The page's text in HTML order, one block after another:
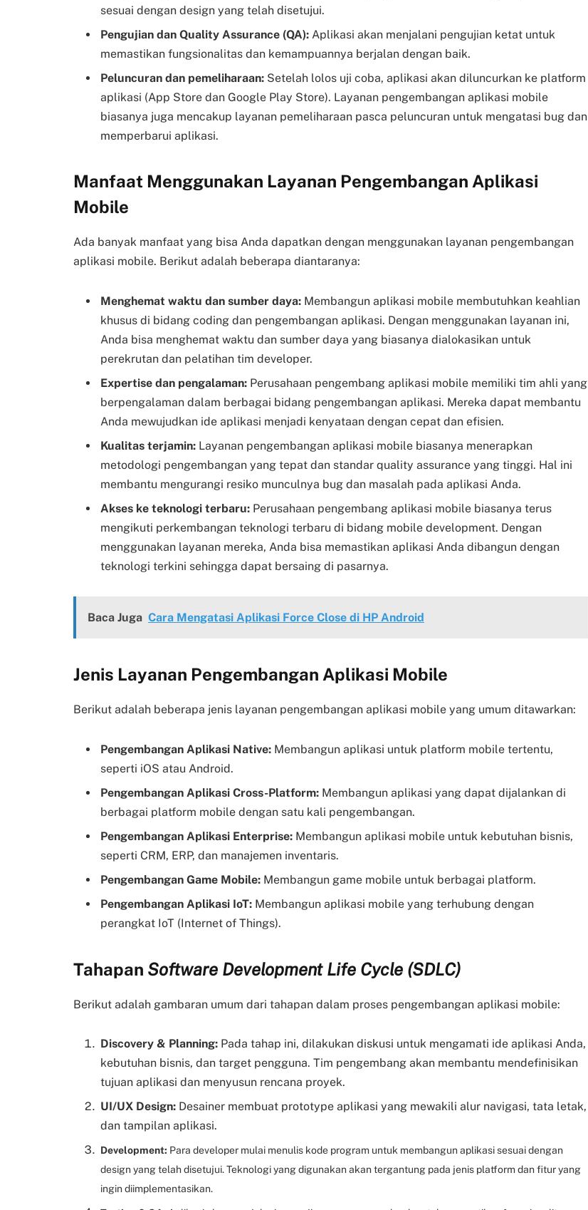
sesuai dengan design yang telah disetujui.
Pengujian dan Quality Assurance (QA): Aplikasi akan menjalani pengujian ketat untuk
memastikan fungsionalitas dan kemampuannya berjalan dengan baik.
Peluncuran dan pemeliharaan: Setelah lolos uji coba, aplikasi akan diluncurkan ke platform
aplikasi (App Store dan Google Play Store). Layanan pengembangan aplikasi mobile
biasanya juga mencakup layanan pemeliharaan pasca peluncuran untuk mengatasi bug dan
memperbarui aplikasi.
Manfaat Menggunakan Layanan Pengembangan Aplikasi
Mobile
Ada banyak manfaat yang bisa Anda dapatkan dengan menggunakan layanan pengembangan
aplikasi mobile. Berikut adalah beberapa diantaranya:
Menghemat waktu dan sumber daya: Membangun aplikasi mobile membutuhkan keahlian
khusus di bidang coding dan pengembangan aplikasi. Dengan menggunakan layanan ini,
Anda bisa menghemat waktu dan sumber daya yang biasanya dialokasikan untuk
perekrutan dan pelatihan tim developer.
Expertise dan pengalaman: Perusahaan pengembang aplikasi mobile memiliki tim ahli yang
berpengalaman dalam berbagai bidang pengembangan aplikasi. Mereka dapat membantu
Anda mewujudkan ide aplikasi menjadi kenyataan dengan cepat dan efisien.
Kualitas terjamin: Layanan pengembangan aplikasi mobile biasanya menerapkan
metodologi pengembangan yang tepat dan standar quality assurance yang tinggi. Hal ini
membantu mengurangi resiko munculnya bug dan masalah pada aplikasi Anda.
Akses ke teknologi terbaru: Perusahaan pengembang aplikasi mobile biasanya terus
mengikuti perkembangan teknologi terbaru di bidang mobile development. Dengan
menggunakan layanan mereka, Anda bisa memastikan aplikasi Anda dibangun dengan
teknologi terkini sehingga dapat bersaing di pasarnya.
Baca Juga Cara Mengatasi Aplikasi Force Close di HP Android
Jenis Layanan Pengembangan Aplikasi Mobile
Berikut adalah beberapa jenis layanan pengembangan aplikasi mobile yang umum ditawarkan:
Pengembangan Aplikasi Native: Membangun aplikasi untuk platform mobile tertentu,
seperti iOS atau Android.
Pengembangan Aplikasi Cross-Platform: Membangun aplikasi yang dapat dijalankan di
berbagai platform mobile dengan satu kali pengembangan.
Pengembangan Aplikasi Enterprise: Membangun aplikasi mobile untuk kebutuhan bisnis,
seperti CRM, ERP, dan manajemen inventaris.
Pengembangan Game Mobile: Membangun game mobile untuk berbagai platform.
Pengembangan Aplikasi IoT: Membangun aplikasi mobile yang terhubung dengan
perangkat IoT (Internet of Things).
Tahapan Software Development Life Cycle (SDLC)
Berikut adalah gambaran umum dari tahapan dalam proses pengembangan aplikasi mobile:
Discovery & Planning: Pada tahap ini, dilakukan diskusi untuk mengamati ide aplikasi Anda,
kebutuhan bisnis, dan target pengguna. Tim pengembang akan membantu mendefinisikan
tujuan aplikasi dan menyusun rencana proyek.
UI/UX Design: Desainer membuat prototype aplikasi yang mewakili alur navigasi, tata letak,
dan tampilan aplikasi.
Development: Para developer mulai menulis kode program untuk membangun aplikasi sesuai dengan
design yang telah disetujui. Teknologi yang digunakan akan tergantung pada jenis platform dan fitur yang
ingin diimplementasikan.